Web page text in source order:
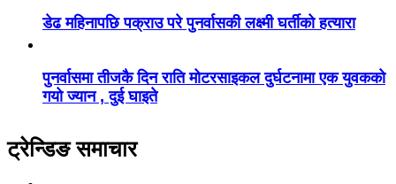
डेढ महिनापछि पक्राउ परे पुनर्वासकी लक्ष्मी घर्तीको हत्यारा
पुनर्वासमा तीजकै दिन राति मोटरसाइकल दुर्घटनामा एक युवकको
गयो ज्यान , दुई घाइते
ट्रेन्डिङ समाचार